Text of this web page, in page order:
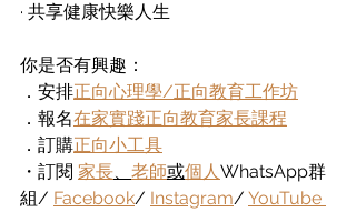
· 共享健康快樂人生
你是否有興趣：
．安排正向心理學/正向教育工作坊
．報名在家實踐正向教育家長課程
．訂購正向小工具
・訂閱 家長、 老師或個人WhatsApp群
組/ Facebook/ Instagram/ YouTube